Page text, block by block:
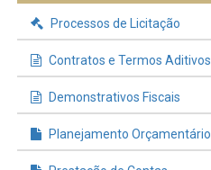
Processos de Licitação
Contratos e Termos Aditivos
Demonstrativos Fiscais
Planejamento Orçamentário